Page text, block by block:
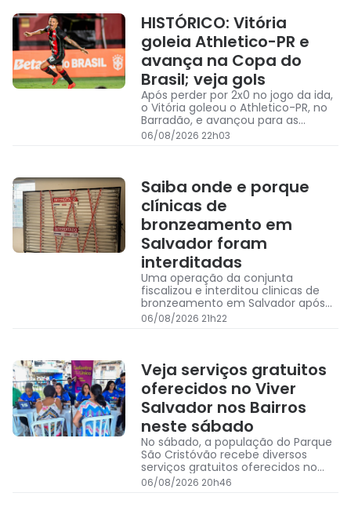
HISTÓRICO: Vitória
goleia Athletico-PR e
avança na Copa do
Brasil; veja gols
Após perder por 2x0 no jogo da ida,
o Vitória goleou o Athletico-PR, no
Barradão, e avançou para as
quartas de final da Copa do Brasil
06/08/2026 22h03
Saiba onde e porque
clínicas de
bronzeamento em
Salvador foram
interditadas
Uma operação da conjunta
fiscalizou e interditou clinicas de
bronzeamento em Salvador após
irregularidades constatadas
06/08/2026 21h22
Veja serviços gratuitos
oferecidos no Viver
Salvador nos Bairros
neste sábado
No sábado, a população do Parque
São Cristóvão recebe diversos
serviços gratuitos oferecidos no
programa Viver Salvador nos
Bairros; veja quais
06/08/2026 20h46